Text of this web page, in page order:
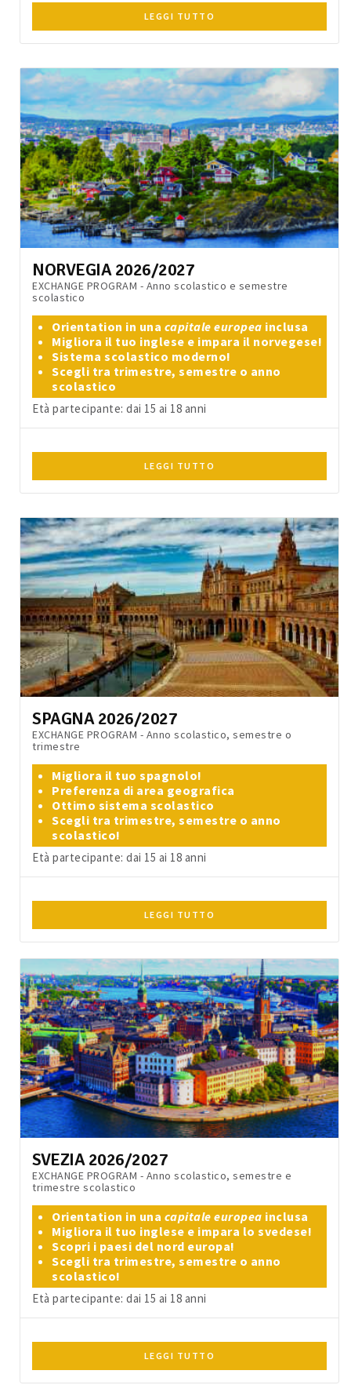
LEGGI TUTTO
NORVEGIA 2026/2027
EXCHANGE PROGRAM - Anno scolastico e semestre
scolastico
Orientation in una capitale europea inclusa
Migliora il tuo inglese e impara il norvegese!
Sistema scolastico moderno!
Scegli tra trimestre, semestre o anno
scolastico
Età partecipante: dai 15 ai 18 anni
LEGGI TUTTO
SPAGNA 2026/2027
EXCHANGE PROGRAM - Anno scolastico, semestre o
trimestre
Migliora il tuo spagnolo!
Preferenza di area geografica
Ottimo sistema scolastico
Scegli tra trimestre, semestre o anno
scolastico!
Età partecipante: dai 15 ai 18 anni
LEGGI TUTTO
SVEZIA 2026/2027
EXCHANGE PROGRAM - Anno scolastico, semestre e
trimestre scolastico
Orientation in una capitale europea inclusa
Migliora il tuo inglese e impara lo svedese!
Scopri i paesi del nord europa!
Scegli tra trimestre, semestre o anno
scolastico!
Età partecipante: dai 15 ai 18 anni
LEGGI TUTTO